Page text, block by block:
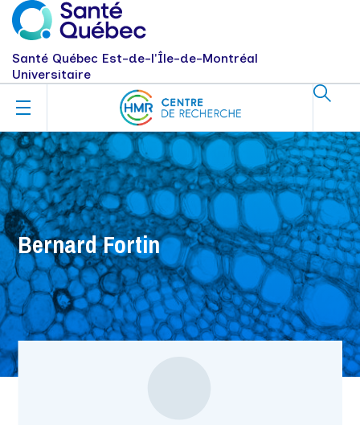
Santé Québec Est-de-l'Île-de-Montréal
Universitaire
Bernard Fortin
Bernard Fortin